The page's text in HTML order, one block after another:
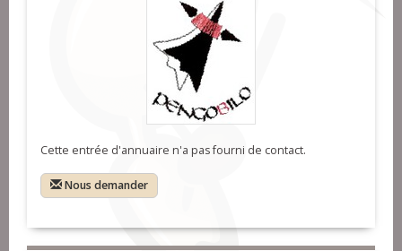
Cette entrée d'annuaire n'a pas fourni de contact.
Nous demander